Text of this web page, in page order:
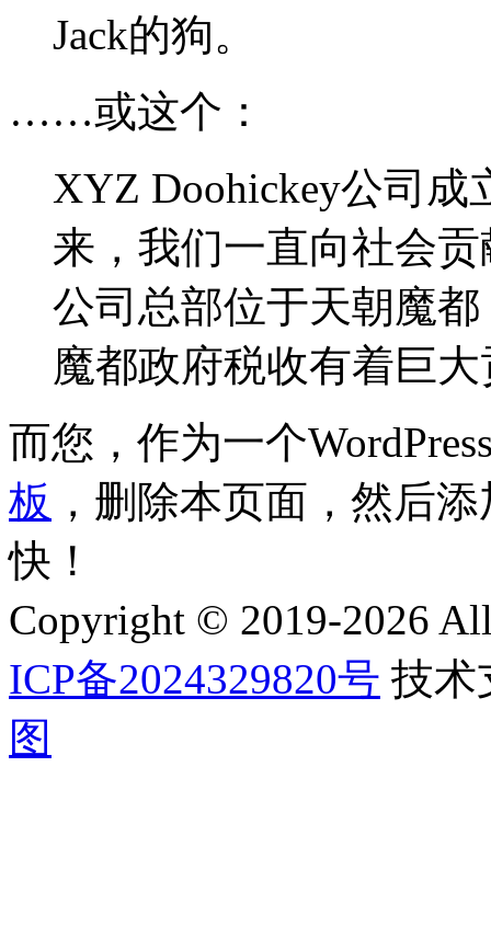
Jack的狗。
……或这个：
XYZ Doohickey公司成
来，我们一直向社会
公司总部位于天朝魔
魔都政府税收有着巨
而您，作为一个
板 ，删除本页面，然后
快！
Copyright © 2019-2026
ICP备2024329820号 技术
图